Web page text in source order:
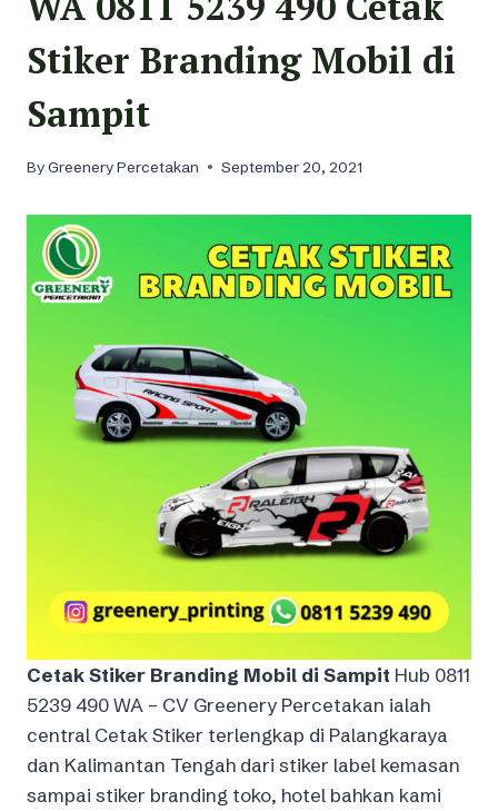
Stiker Branding Mobil di
Sampit
ByGreenery Percetakan September 20, 2021
Cetak Stiker Branding Mobil di Sampit Hub 0811
5239 490 WA – CV Greenery Percetakan ialah
central Cetak Stiker terlengkap di Palangkaraya
dan Kalimantan Tengah dari stiker label kemasan
sampai stiker branding toko, hotel bahkan kami